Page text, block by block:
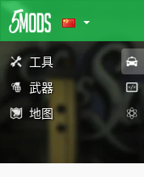
工具
武器
地图